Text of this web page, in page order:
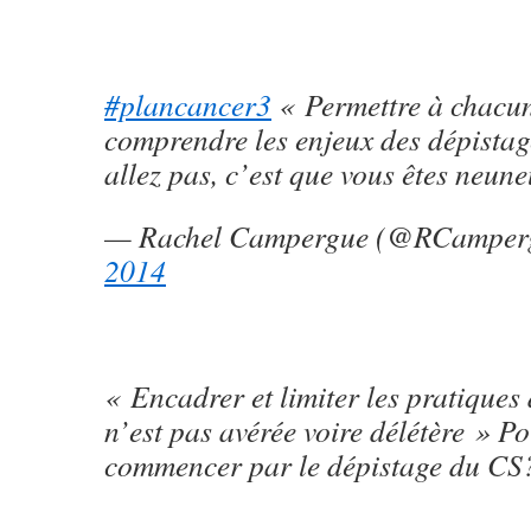
#plancancer3 « Permettre à
comprendre les enjeux des
allez pas, c’est que vous êtes
— Rachel Campergue
2014
« Encadrer et limiter les pratiques
n’est pas avérée voire délétère »
commencer par le dépistage du